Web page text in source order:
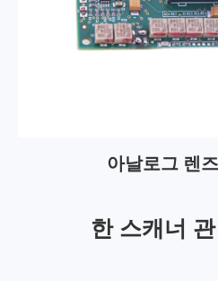
아날로그 렌
한 스캐너